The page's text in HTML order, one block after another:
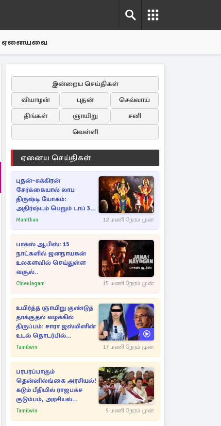
ஏனையவை
இன்றைய செய்திகள்
வியாழன்
புதன்
செவ்வாய்
திங்கள்
ஞாயிறு
சனி
வெள்ளி
ஏனைய செய்திகள்
புதன்–சுக்கிரன்
சேர்க்கையால் லாப
திருஷ்டி யோகம்:
அதிர்ஷ்டம் பெறும் டாப் 3
ராசிகள்!
Manithan 12 மணி நேரம் முன்
பாக்ஸ் ஆபிஸ்: 15
நாட்களில் ஜனநாயகன்
உலகளவில் செய்துள்ள
வசூல்..
Cineulagam 15 மணி நேரம் முன்
உயிர்த்த ஞாயிறு குண்டுத்
தாக்குதல் வழக்கில்
திருப்பம்: சாரா ஜஸ்மினின்
உடல் தொடர்பில்
நீதிமன்றத்தில் வெளியான
Tamilwin 17 மணி நேரம் முன்
பரபரப்பாகும்
தென்னிலங்கை அரசியல்!
கடும் பீதியில் ராஜபக்ச
குடும்பம், அரசியல்
நட்புகள்
Tamilwin 5 மணி நேரம் முன்